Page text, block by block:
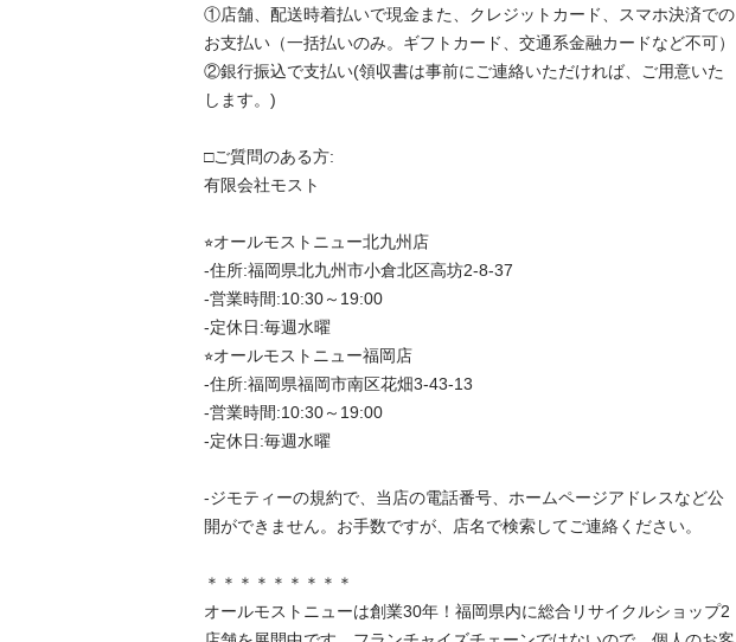
①店舗、配送時着払いで現金また、クレジットカード、スマホ決済での
お支払い（一括払いのみ。ギフトカード、交通系金融カードなど不可）
②銀行振込で支払い(領収書は事前にご連絡いただければ、ご用意いた
します。)
□ご質問のある方:
有限会社モスト
⭐︎オールモストニュー北九州店
-住所:福岡県北九州市小倉北区高坊2-8-37
-営業時間:10:30～19:00
-定休日:毎週水曜
⭐︎オールモストニュー福岡店
-住所:福岡県福岡市南区花畑3-43-13
-営業時間:10:30～19:00
-定休日:毎週水曜
-ジモティーの規約で、当店の電話番号、ホームページアドレスなど公
開ができません。お手数ですが、店名で検索してご連絡ください。
＊＊＊＊＊＊＊＊＊
オールモストニューは創業30年！福岡県内に総合リサイクルショップ2